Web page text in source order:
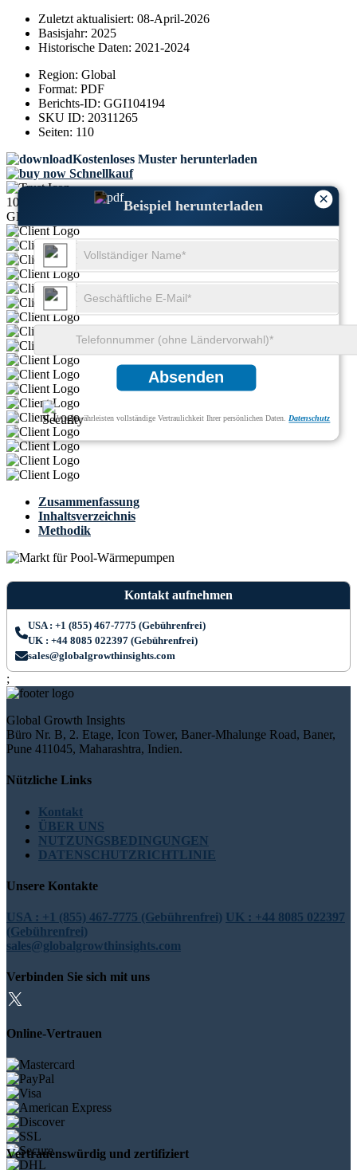
Zuletzt aktualisiert: 08-April-2026
Basisjahr: 2025
Historische Daten: 2021-2024
Region: Global
Format: PDF
Berichts-ID: GGI104194
SKU ID: 20311265
Seiten: 110
Kostenloses Muster herunterladen
Schnellkauf
1000+
GLOBALE FÜHRUNGSKRÄFTE VERTRAUEN UNS
Zusammenfassung
Inhaltsverzeichnis
Methodik
×
Beispiel herunterladen
Absenden
Wir gewährleisten vollständige Vertraulichkeit Ihrer persönlichen Daten. Datenschutz
Kontakt aufnehmen
USA : +1 (855) 467-7775 (Gebührenfrei)
UK : +44 8085 022397 (Gebührenfrei)
sales@globalgrowthinsights.com
;
Global Growth Insights
Büro Nr. B, 2. Etage, Icon Tower, Baner-Mhalunge Road, Baner,
Pune 411045, Maharashtra, Indien.
Nützliche Links
Kontakt
ÜBER UNS
NUTZUNGSBEDINGUNGEN
DATENSCHUTZRICHTLINIE
Unsere Kontakte
USA : +1 (855) 467-7775 (Gebührenfrei) UK : +44 8085 022397
(Gebührenfrei)
sales@globalgrowthinsights.com
Verbinden Sie sich mit uns
Online-Vertrauen
Vertrauenswürdig und zertifiziert